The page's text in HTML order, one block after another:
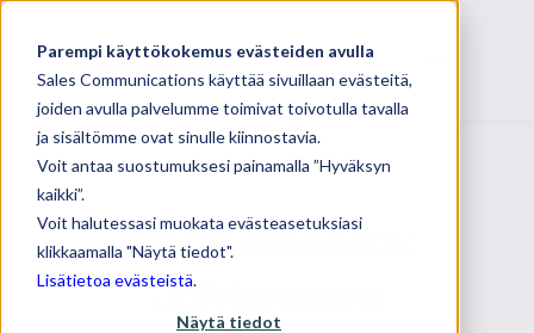
Parempi käyttökokemus evästeiden avulla
Sales Communications käyttää sivuillaan evästeitä,
joiden avulla palvelumme toimivat toivotulla tavalla
ja sisältömme ovat sinulle kiinnostavia.
Voit antaa suostumuksesi painamalla ”Hyväksyn
kaikki”.
Voit halutessasi muokata evästeasetuksiasi
klikkaamalla "Näytä tiedot".
Lisätietoa evästeistä.
Näytä tiedot
Blogit aiheesta:
Johtaminen